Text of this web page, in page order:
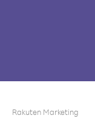
Rakuten Marketing